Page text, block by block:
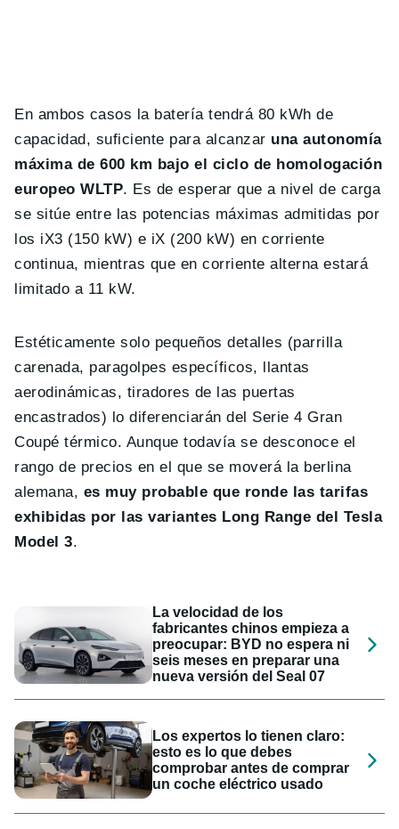
En ambos casos la batería tendrá 80 kWh de
capacidad, suficiente para alcanzar una autonomía
máxima de 600 km bajo el ciclo de homologación
europeo WLTP. Es de esperar que a nivel de carga
se sitúe entre las potencias máximas admitidas por
los iX3 (150 kW) e iX (200 kW) en corriente
continua, mientras que en corriente alterna estará
limitado a 11 kW.
Estéticamente solo pequeños detalles (parrilla
carenada, paragolpes específicos, llantas
aerodinámicas, tiradores de las puertas
encastrados) lo diferenciarán del Serie 4 Gran
Coupé térmico. Aunque todavía se desconoce el
rango de precios en el que se moverá la berlina
alemana, es muy probable que ronde las tarifas
exhibidas por las variantes Long Range del Tesla
Model 3.
La velocidad de los
fabricantes chinos empieza a
preocupar: BYD no espera ni
seis meses en preparar una
nueva versión del Seal 07
Los expertos lo tienen claro:
esto es lo que debes
comprobar antes de comprar
un coche eléctrico usado